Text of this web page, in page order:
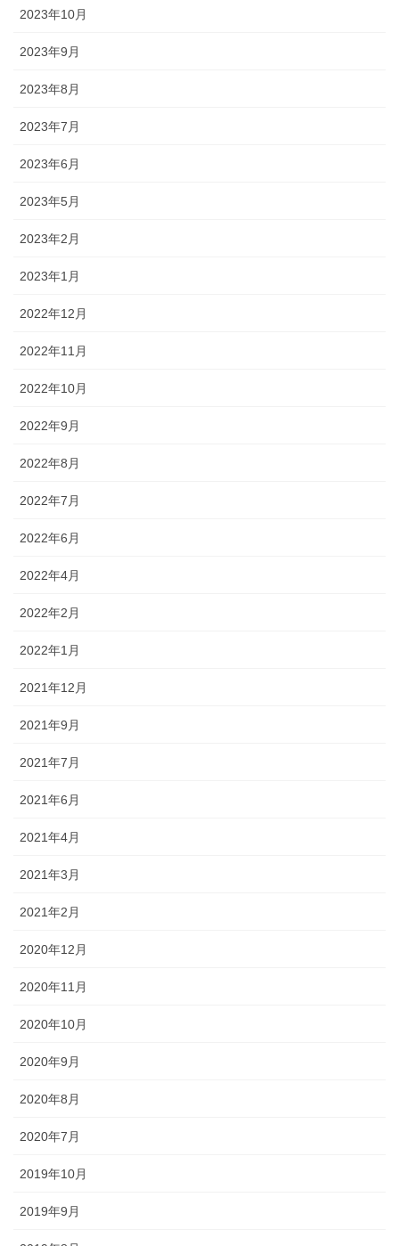
2023年10月
2023年9月
2023年8月
2023年7月
2023年6月
2023年5月
2023年2月
2023年1月
2022年12月
2022年11月
2022年10月
2022年9月
2022年8月
2022年7月
2022年6月
2022年4月
2022年2月
2022年1月
2021年12月
2021年9月
2021年7月
2021年6月
2021年4月
2021年3月
2021年2月
2020年12月
2020年11月
2020年10月
2020年9月
2020年8月
2020年7月
2019年10月
2019年9月